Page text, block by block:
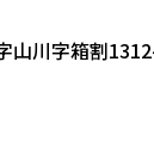
川字箱割1312-